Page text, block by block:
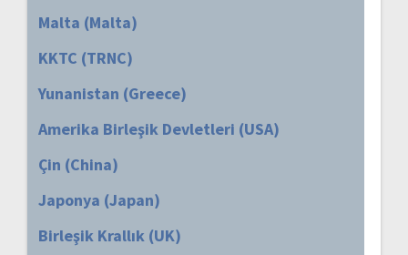
Malta (Malta)
KKTC (TRNC)
Yunanistan (Greece)
Amerika Birleşik Devletleri (USA)
Çin (China)
Japonya (Japan)
Birleşik Krallık (UK)